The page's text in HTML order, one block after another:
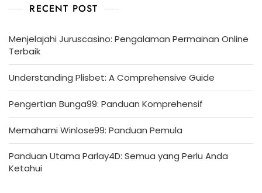
RECENT POST
Menjelajahi Juruscasino: Pengalaman Permainan Online
Terbaik
Understanding Plisbet: A Comprehensive Guide
Pengertian Bunga99: Panduan Komprehensif
Memahami Winlose99: Panduan Pemula
Panduan Utama Parlay4D: Semua yang Perlu Anda
Ketahui